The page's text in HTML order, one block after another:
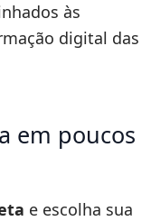
às
digital das
em poucos
e escolha sua